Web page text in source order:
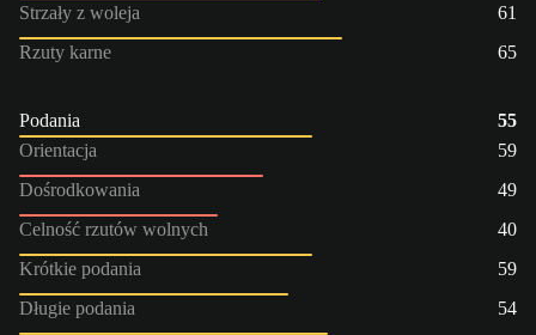
Strzały z woleja
61
Rzuty karne
65
Podania
55
Orientacja
59
Dośrodkowania
49
Celność rzutów wolnych
40
Krótkie podania
59
Długie podania
54